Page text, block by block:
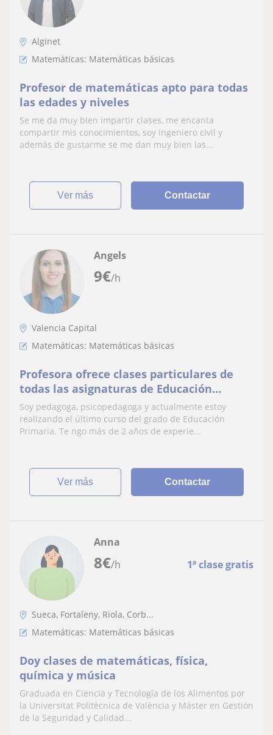
Alginet
Matemáticas: Matemáticas básicas
Profesor de matemáticas apto para todas
las edades y niveles
Se me da muy bien impartir clases, me encanta
compartir mis conocimientos, soy ingeniero civil y
además de gustarme se me dan muy bien las...
ver más Contactar
9€/h
Angels
Valencia Capital
Matemáticas: Matemáticas básicas
Profesora ofrece clases particulares de
todas las asignaturas de Educación
primaria, de forma online o presencial,
cerca de la zona de Sueca (Valencia)
Soy pedagoga, psicopedagoga y actualmente estoy
realizando el último curso del grado de Educación
Primaria. Te ngo más de 2 años de experie...
ver más Contactar
8€/h 1ª clase gratis
Anna
Sueca, Fortaleny, Riola, Corb...
Matemáticas: Matemáticas básicas
Doy clases de matemáticas, física,
química y música
Graduada en Ciencia y Tecnología de los Alimentos por
la Universitat Politècnica de València y Máster en Gestión
de la Seguridad y Calidad...